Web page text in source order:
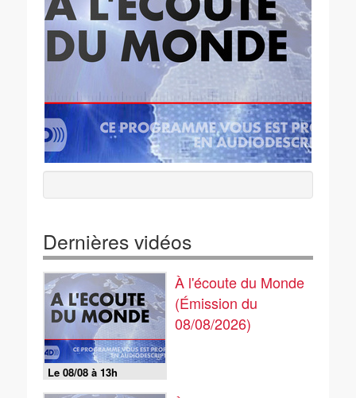
Dernières vidéos
Le 08/08 à 13h
À l'écoute du Monde
(Émission du
08/08/2026)